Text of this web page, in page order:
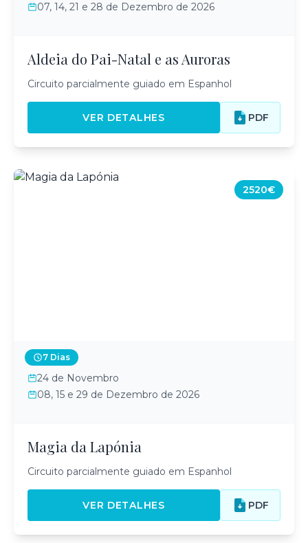
07, 14, 21 e 28 de Dezembro de 2026
Aldeia do Pai-Natal e as Auroras
Circuito parcialmente guiado em Espanhol
VER DETALHES PDF
2520€
7 Dias
24 de Novembro
08, 15 e 29 de Dezembro de 2026
Magia da Lapónia
Circuito parcialmente guiado em Espanhol
VER DETALHES PDF